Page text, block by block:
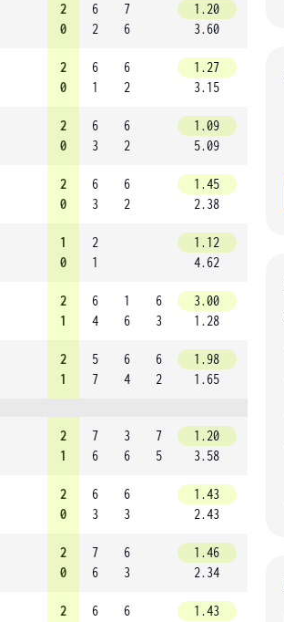
2
0
6
2
7
6
1.20
3.60
2
0
6
1
6
2
1.27
3.15
2
0
6
3
6
2
1.09
5.09
2
0
6
3
6
2
1.45
2.38
1
0
2
1
1.12
4.62
2
1
6
4
1
6
6
3
3.00
1.28
2
1
5
7
6
4
6
2
1.98
1.65
2
1
7
6
3
6
7
5
1.20
3.58
2
0
6
3
6
3
1.43
2.43
2
0
7
6
6
3
1.46
2.34
2
6
6
1.43